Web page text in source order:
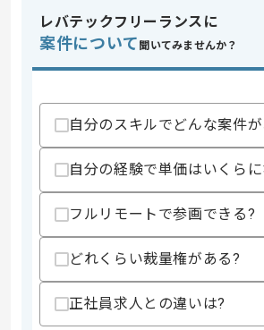
特徴
・PHPを用いた
・DB設計の経験
・WEBアプリ
・LAMP環境で
・クラス設計の
・クエリパフォ
歓迎スキル
・システムアー
・自動ビルド、
レバテックフリーランスに
案件について 聞いてみませんか？
自分のスキルでどんな案件
自分の経験で単価はいくら
フルリモートで参画できる?
どれくらい裁量権がある?
正社員求人との違いは?